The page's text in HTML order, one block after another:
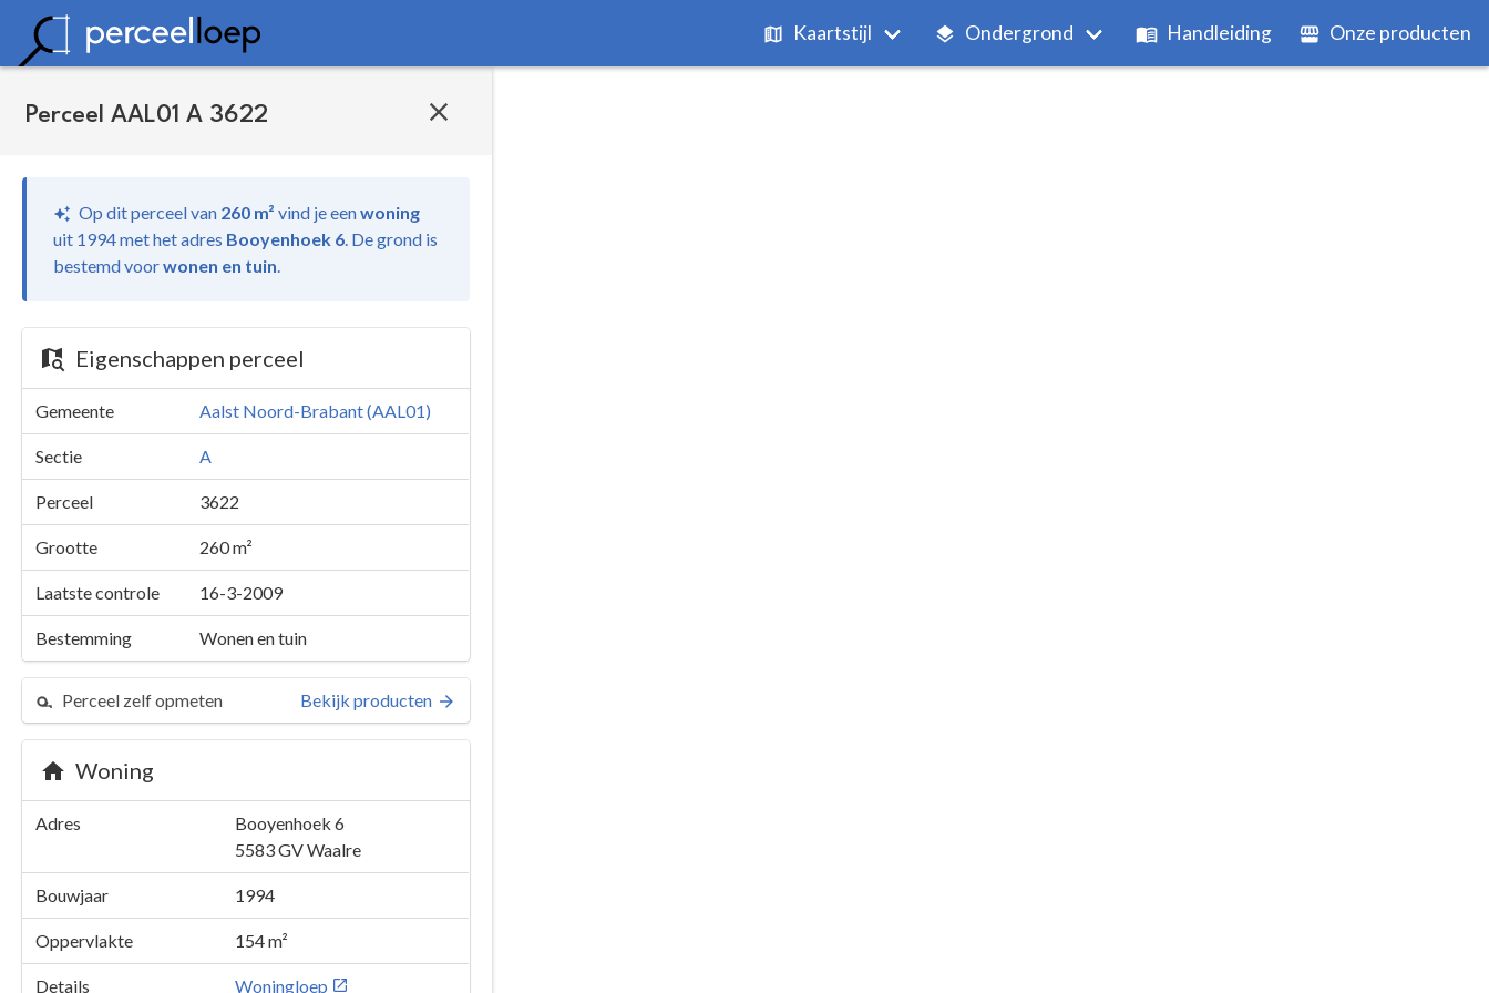
Kaartstijl Ondergrond Handleiding Onze producten
Perceel AAL01 A 3622
Op dit perceel van 260 m² vind jeeenwoning
uit 1994 met het adres Booyenhoek 6. De grond is
bestemd voorwonen en tuin.
Eigenschappen perceel
Gemeente Aalst Noord-Brabant (AAL01)
Sectie A
Perceel 3622
Grootte 260 m²
Laatste controle 16-3-2009
Bestemming Wonen en tuin
Perceel zelf opmeten Bekijk producten
Woning
Adres
Booyenhoek 6
5583 GVWaalre
Bouwjaar 1994
Oppervlakte 154 m²
Details Woningloep